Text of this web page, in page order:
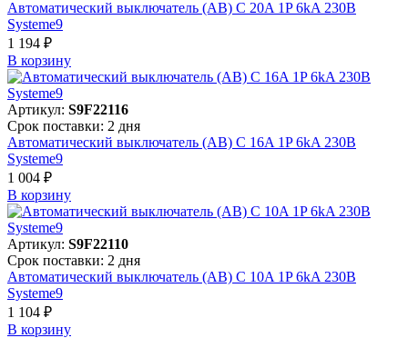
Автоматический выключатель (АВ) C 20A 1P 6kA 230В
Systeme9
1 194 ₽
В корзинy
Артикул: S9F22116
Срок поставки: 2 дня
Автоматический выключатель (АВ) C 16A 1P 6kA 230В
Systeme9
1 004 ₽
В корзинy
Артикул: S9F22110
Срок поставки: 2 дня
Автоматический выключатель (АВ) C 10A 1P 6kA 230В
Systeme9
1 104 ₽
В корзинy